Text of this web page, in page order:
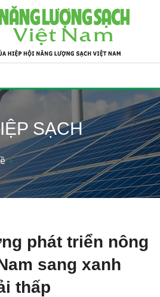
SẠCH
phát triển nông
sang xanh
thấp